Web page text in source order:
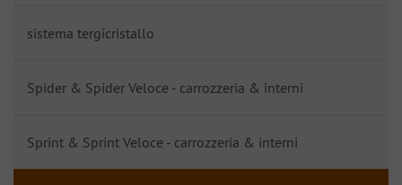
sistema tergicristallo
Spider & Spider Veloce - carrozzeria & interni
Sprint & Sprint Veloce - carrozzeria & interni